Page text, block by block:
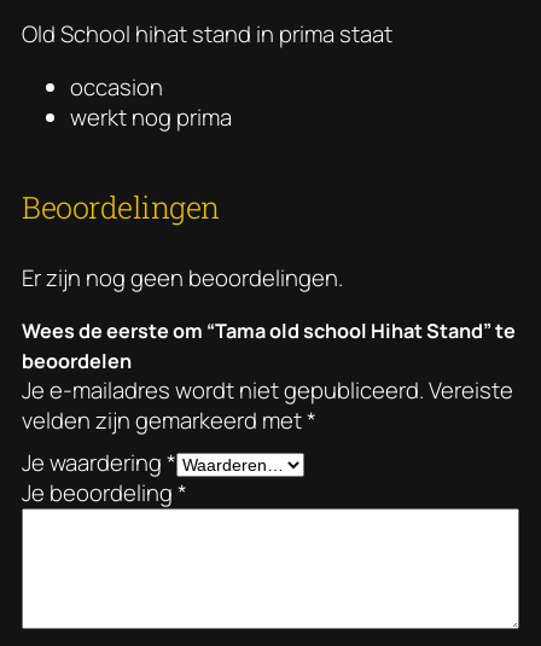
o
l
t
t
a
n
d
a
a
t
a
Old School hihat stand in prima staat
occasion
werkt nog prima
Beoordelingen
Er zijn nog geen beoordelingen.
Wees de eerste om “Tama old school Hihat Stand” te
beoordelen
Je e-mailadres wordt niet gepubliceerd.Vereiste
velden zijn gemarkeerd met*
Je waardering*
Je beoordeling*